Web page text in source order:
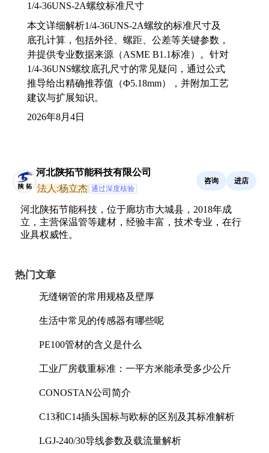
1/4-36UNS-2A螺纹标准尺寸
本文详细解析1/4-36UNS-2A螺纹的标准尺寸及
底孔计算，包括外径、螺距、公差等关键参数，
并提供专业数据来源（ASME B1.1标准）。针对
1/4-36UNS螺纹底孔尺寸的常见疑问，通过公式
推导给出精确推荐值（Φ5.18mm），并附加工艺
建议与扩展知识。
2026年8月4日
河北陕拓节能科技有限公司
法人:杨立杰 通过深度核验
咨询 进店
河北陕拓节能科技，位于廊坊市大城县，2018年成
立，主营保温管等建材，经验丰富，技术专业，在行
业具权威性。
热门文章
无缝钢管的常用规格及壁厚
生活中常见的传感器有哪些呢
PE100管材的含义是什么
工业厂房载重标准：一平方米能承受多少公斤
CONOSTAN公司简介
C13和C14插头国标与欧标的区别及其标准解析
LGJ-240/30导线参数及载流量解析